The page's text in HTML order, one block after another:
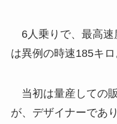
6人乗りで、最高速
は異例の時速185キロ
当初は量産しての
が、デザイナーであ